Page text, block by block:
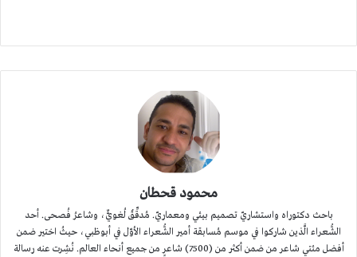
محمود قحطان
باحث دكتوراه واستشاريّ تصميم بيئي ومعماريّ. مُدقِّقٌ لُغويٌّ، وشاعرُ فُصحى. أحد
الشُّعراء الَّذين شاركوا في موسم مُسابقة أمير الشُّعراء الأوّل في أبوظبي، حيثُ اختير ضمن
أفضل مئتي شاعر من ضمن أكثر من (7500) شاعرٍ من جميع أنحاء العالم. نُشِرت عنه رسالة